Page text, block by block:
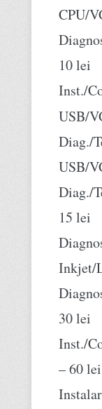
CPU/
10 lei
Inst./
USB/
Diag./
USB/
Diag./
15 lei
Inkjet/
30 lei
Inst./
– 60 lei